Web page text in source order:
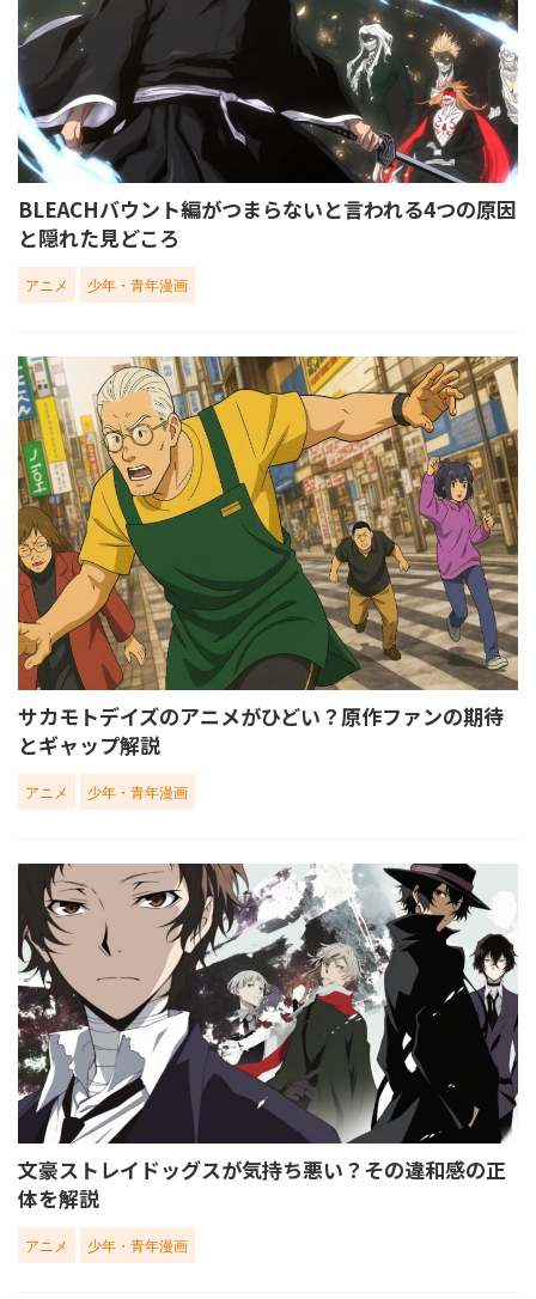
BLEACHバウント編がつまらないと言われる4つの原因
と隠れた見どころ
アニメ 少年・青年漫画
サカモトデイズのアニメがひどい？原作ファンの期待
とギャップ解説
アニメ 少年・青年漫画
文豪ストレイドッグスが気持ち悪い？その違和感の正
体を解説
アニメ 少年・青年漫画